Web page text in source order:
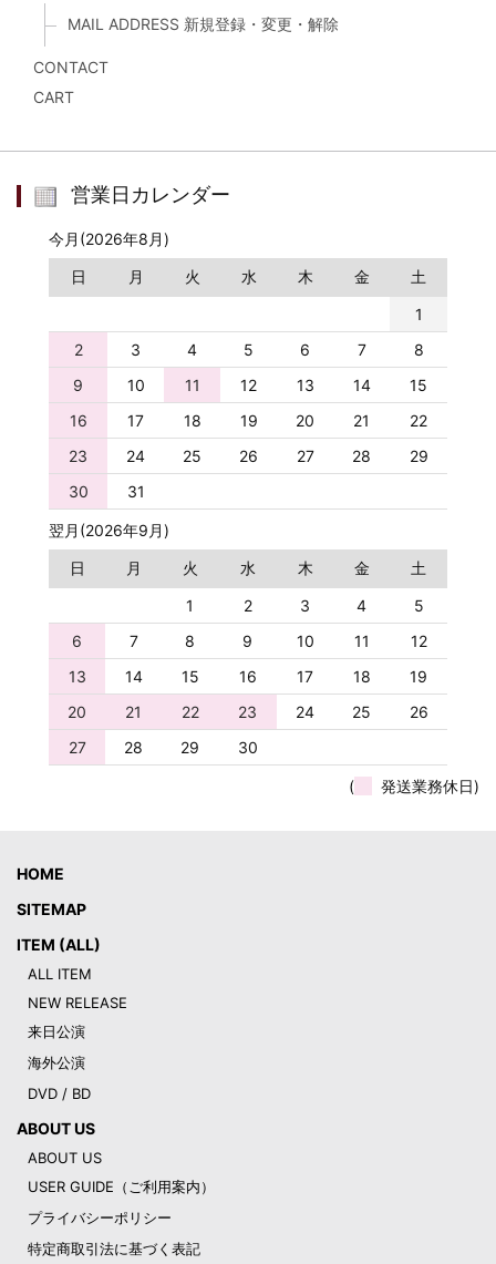
MAIL ADDRESS 新規登録・変更・解除
CONTACT
CART
営業日カレンダー
今月(2026年8月)
日
月 火 水 木 金
土
1
2
3 4 5 6 7
8
9
10 11 12 13 14
15
16
17 18 19 20 21
22
23
24 25 26 27 28
29
30
31
翌月(2026年9月)
日
月 火 水 木 金
土
1
2 3 4
5
6
7 8 9 10 11
12
13
14 15 16 17 18
19
20
21 22 23 24 25
26
27
28 29 30
( 発送業務休日)
HOME
SITEMAP
ITEM (ALL)
ALL ITEM
NEW RELEASE
来日公演
海外公演
DVD / BD
ABOUT US
ABOUT US
USER GUIDE（ご利用案内）
プライバシーポリシー
特定商取引法に基づく表記